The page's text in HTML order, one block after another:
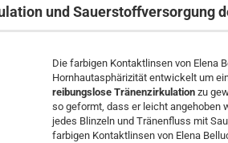
und Sauerstoffversorgung
Die farbigen Kontaktlinsen von Elena
Hornhautasphärizität entwickelt um
reibungslose Tränenzirkulation zu
so geformt, dass er leicht angehoben
jedes Blinzeln und Tränenfluss mit
farbigen Kontaktlinsen von Elena